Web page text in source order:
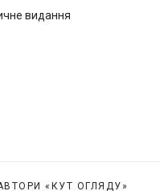
«КУТ ОГЛЯДУ»